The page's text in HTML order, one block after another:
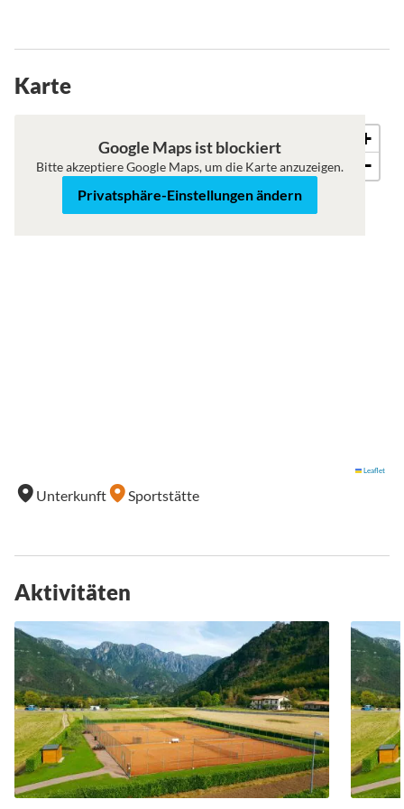
Karte
Satellit
+
−
Leaflet
Google Maps ist blockiert
Bitte akzeptiere Google Maps, um die Karte anzuzeigen.
Privatsphäre-Einstellungen ändern
Unterkunft Sportstätte
Aktivitäten